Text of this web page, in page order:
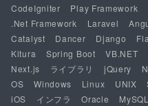
CodeIgniter
Play Framework
.Net Framework
Laravel
Catalyst
Dancer Django
Kitura
Spring Boot VB.NET
Next.js
ライブラリ jQuery
OS
Windows Linux UNIX
iOS
インフラ Oracle MySQL